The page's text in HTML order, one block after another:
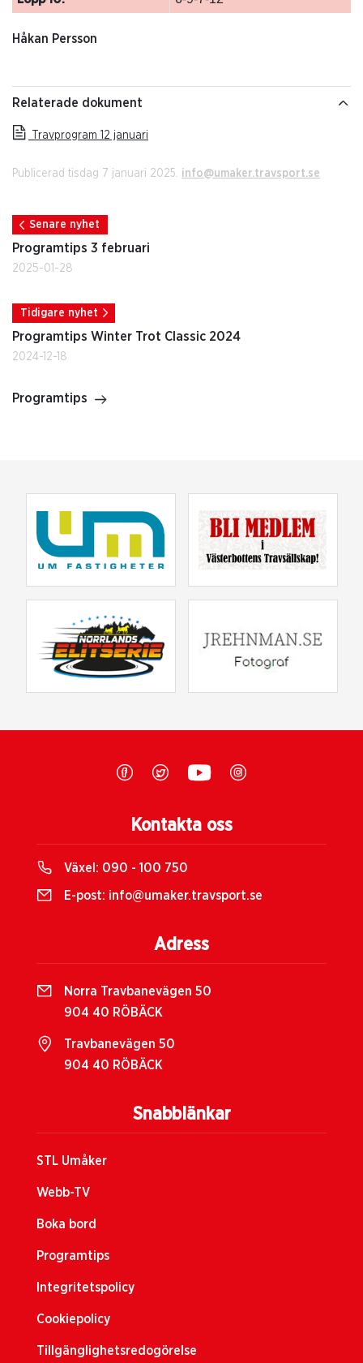
Håkan Persson
Relaterade dokument
Travprogram 12 januari
Publicerad tisdag 7 januari 2025. info@umaker.travsport.se
Senare nyhet
Programtips 3 februari
2025-01-28
Tidigare nyhet
Programtips Winter Trot Classic 2024
2024-12-18
Programtips
Snabblänkar
STL Umåker
Webb-TV
Boka bord
Programtips
Integritetspolicy
Cookiepolicy
Tillgänglighetsredogörelse
Kontakta oss
Växel: 090 - 100 750
E-post: info@umaker.travsport.se
Adress
Norra Travbanevägen 50
904 40 RÖBÄCK
Travbanevägen 50
904 40 RÖBÄCK